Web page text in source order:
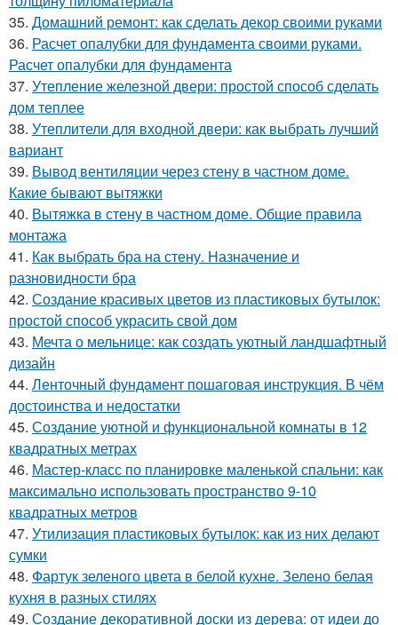
35. Домашний ремонт: как сделать декор своими руками
36. Расчет опалубки для фундамента своими руками.
Расчет опалубки для фундамента
37. Утепление железной двери: простой способ сделать
дом теплее
38. Утеплители для входной двери: как выбрать лучший
вариант
39. Вывод вентиляции через стену в частном доме.
Какие бывают вытяжки
40. Вытяжка в стену в частном доме. Общие правила
монтажа
41. Как выбрать бра на стену. Назначение и
разновидности бра
42. Создание красивых цветов из пластиковых бутылок:
простой способ украсить свой дом
43. Мечта о мельнице: как создать уютный ландшафтный
дизайн
44. Ленточный фундамент пошаговая инструкция. В чём
достоинства и недостатки
45. Создание уютной и функциональной комнаты в 12
квадратных метрах
46. Мастер-класс по планировке маленькой спальни: как
максимально использовать пространство 9-10
квадратных метров
47. Утилизация пластиковых бутылок: как из них делают
сумки
48. Фартук зеленого цвета в белой кухне. Зелено белая
кухня в разных стилях
49. Создание декоративной доски из дерева: от идеи до